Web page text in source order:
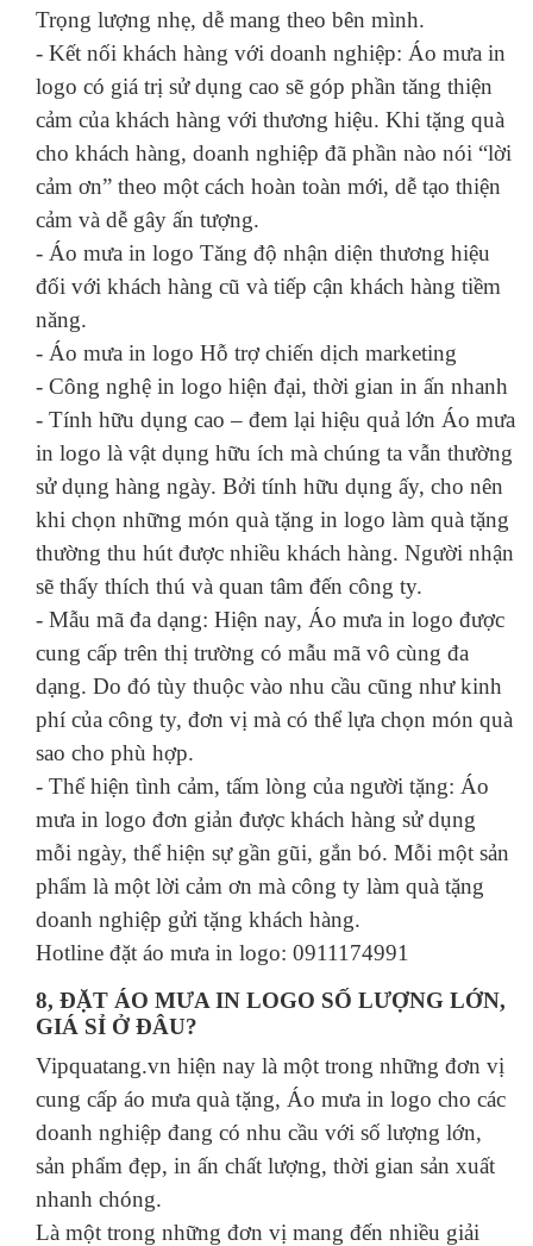
Trọng lượng nhẹ, dễ mang theo bên mình.
- Kết nối khách hàng với doanh nghiệp: Áo mưa in
logo có giá trị sử dụng cao sẽ góp phần tăng thiện
cảm của khách hàng với thương hiệu. Khi tặng quà
cho khách hàng, doanh nghiệp đã phần nào nói “lời
cảm ơn” theo một cách hoàn toàn mới, dễ tạo thiện
cảm và dễ gây ấn tượng.
- Áo mưa in logo Tăng độ nhận diện thương hiệu
đối với khách hàng cũ và tiếp cận khách hàng tiềm
năng.
- Áo mưa in logo Hỗ trợ chiến dịch marketing
- Công nghệ in logo hiện đại, thời gian in ấn nhanh
- Tính hữu dụng cao – đem lại hiệu quả lớn Áo mưa
in logo là vật dụng hữu ích mà chúng ta vẫn thường
sử dụng hàng ngày. Bởi tính hữu dụng ấy, cho nên
khi chọn những món quà tặng in logo làm quà tặng
thường thu hút được nhiều khách hàng. Người nhận
sẽ thấy thích thú và quan tâm đến công ty.
- Mẫu mã đa dạng: Hiện nay, Áo mưa in logo được
cung cấp trên thị trường có mẫu mã vô cùng đa
dạng. Do đó tùy thuộc vào nhu cầu cũng như kinh
phí của công ty, đơn vị mà có thể lựa chọn món quà
sao cho phù hợp.
- Thể hiện tình cảm, tấm lòng của người tặng: Áo
mưa in logo đơn giản được khách hàng sử dụng
mỗi ngày, thể hiện sự gần gũi, gắn bó. Mỗi một sản
phẩm là một lời cảm ơn mà công ty làm quà tặng
doanh nghiệp gửi tặng khách hàng.
Hotline đặt áo mưa in logo: 0911174991
8, ĐẶT ÁO MƯA IN LOGO SỐ LƯỢNG LỚN,
GIÁ SỈ Ở ĐÂU?
Vipquatang.vn hiện nay là một trong những đơn vị
cung cấp áo mưa quà tặng, Áo mưa in logo cho các
doanh nghiệp đang có nhu cầu với số lượng lớn,
sản phẩm đẹp, in ấn chất lượng, thời gian sản xuất
nhanh chóng.
Là một trong những đơn vị mang đến nhiều giải